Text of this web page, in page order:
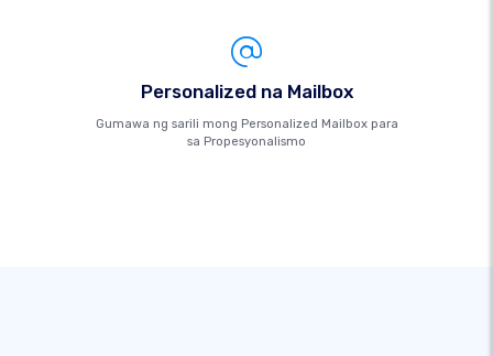
Personalized na Mailbox
Gumawa ng sarili mong Personalized Mailbox para
sa Propesyonalismo